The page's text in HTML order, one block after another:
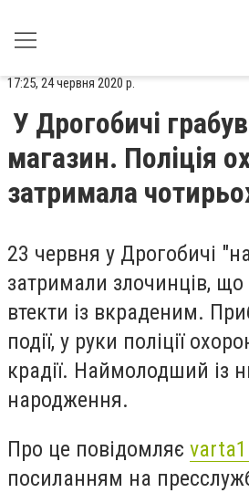
17:25, 24 червня 2020 р.
У Дрогобичі
магазин. Поліція
затримала
23 червня у Дрогобичі
затримали злочинців,
втекти із вкраденим.
події, у руки поліції
крадії. Наймолодший із
народження.
Про це повідомляє
посиланням на